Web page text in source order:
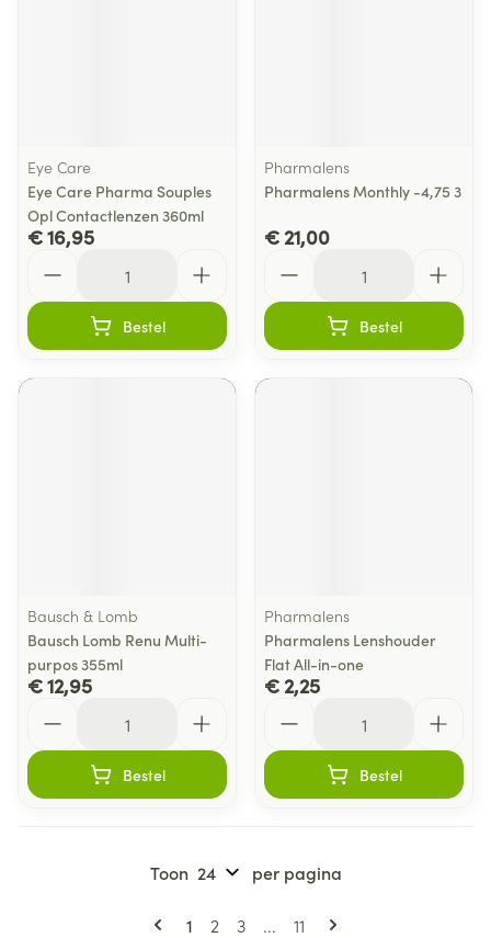
Eye Care
Eye Care Pharma Souples
Opl Contactlenzen 360ml
€ 16,95
Bestel
Pharmalens
Pharmalens Monthly -4,75 3
€ 21,00
Bestel
Bausch & Lomb
Bausch Lomb Renu Multi-
purpos 355ml
€ 12,95
Bestel
Pharmalens
Pharmalens Lenshouder
Flat All-in-one
€ 2,25
Bestel
Pagina's
U lees momenteel pagina
1 Pagina
2 Pagina
3 ... Pagina
11
Toon per pagina